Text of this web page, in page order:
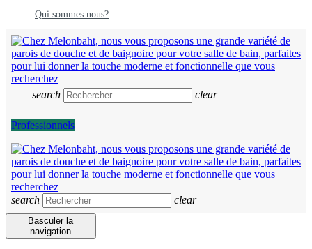
Qui sommes nous?
search clear
Professionnels
search clear
Basculer la
navigation